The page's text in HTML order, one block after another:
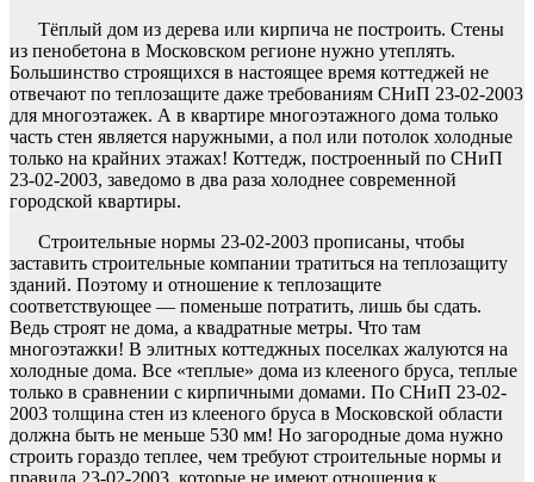
Тёплый дом из дерева или кирпича не построить. Стены
из пенобетона в Московском регионе нужно утеплять.
Большинство строящихся в настоящее время коттеджей не
отвечают по теплозащите даже требованиям СНиП 23-02-2003
для многоэтажек. А в квартире многоэтажного дома только
часть стен является наружными, а пол или потолок холодные
только на крайних этажах! Коттедж, построенный по СНиП
23-02-2003, заведомо в два раза холоднее современной
городской квартиры.
Строительные нормы 23-02-2003 прописаны, чтобы
заставить строительные компании тратиться на теплозащиту
зданий. Поэтому и отношение к теплозащите
соответствующее — поменьше потратить, лишь бы сдать.
Ведь строят не дома, а квадратные метры. Что там
многоэтажки! В элитных коттеджных поселках жалуются на
холодные дома. Все «теплые» дома из клееного бруса, теплые
только в сравнении с кирпичными домами. По СНиП 23-02-
2003 толщина стен из клееного бруса в Московской области
должна быть не меньше 530 мм! Но загородные дома нужно
строить гораздо теплее, чем требуют строительные нормы и
правила 23-02-2003, которые не имеют отношения к